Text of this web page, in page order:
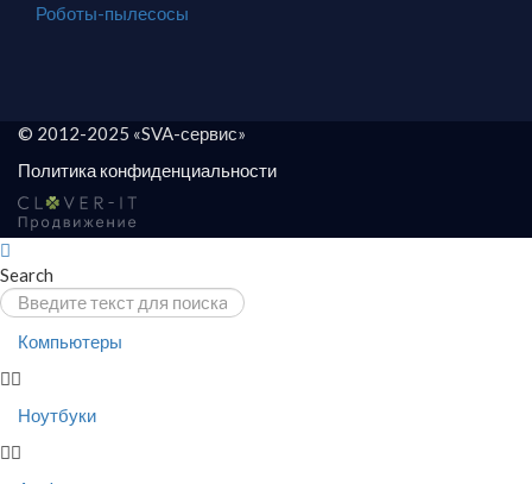
Роботы-пылесосы
© 2012-2025 «SVA-сервис»
Политика конфиденциальности
Search
Компьютеры
Ноутбуки